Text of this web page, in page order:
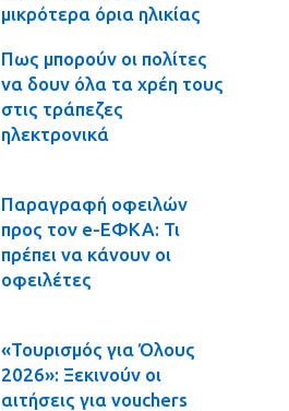
μικρότερα όρια ηλικίας
Πως μπορούν οι πολίτες
να δουν όλα τα χρέη τους
στις τράπεζες
ηλεκτρονικά
Παραγραφή οφειλών
προς τον e-ΕΦΚΑ: Τι
πρέπει να κάνουν οι
οφειλέτες
«Τουρισμός για Όλους
2026»: Ξεκινούν οι
αιτήσεις για vouchers